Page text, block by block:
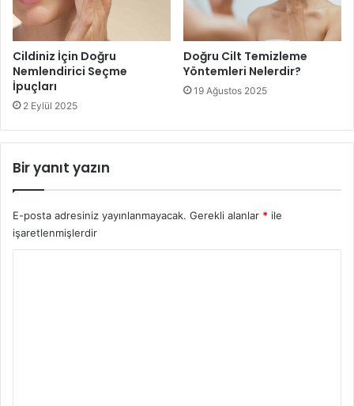
Cildiniz İçin Doğru
Nemlendirici Seçme
İpuçları
2 Eylül 2025
Doğru Cilt Temizleme
Yöntemleri Nelerdir?
19 Ağustos 2025
Bir yanıt yazın
E-posta adresiniz yayınlanmayacak. Gerekli alanlar * ile
işaretlenmişlerdir